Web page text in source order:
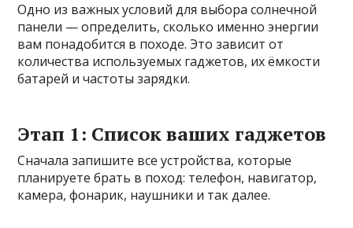
Одно из важных условий для выбора солнечной
панели — определить, сколько именно энергии
вам понадобится в походе. Это зависит от
количества используемых гаджетов, их ёмкости
батарей и частоты зарядки.
Этап 1: Список ваших гаджетов
Сначала запишите все устройства, которые
планируете брать в поход: телефон, навигатор,
камера, фонарик, наушники и так далее.